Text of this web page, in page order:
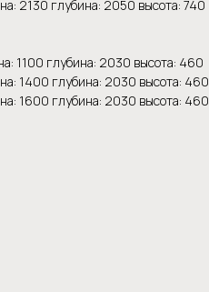
2130 глубина: 2050 высота: 740
1100 глубина: 2030 высота: 460
1400 глубина: 2030 высота: 460
1600 глубина: 2030 высота: 460